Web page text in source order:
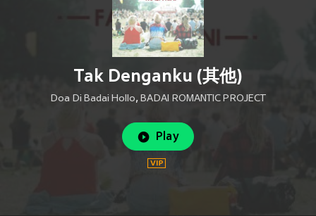
Tak Denganku (其他)
Doa Di Badai Hollo, BADAI ROMANTIC PROJECT
Play